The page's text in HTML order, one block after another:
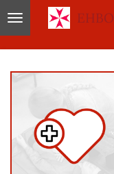
Ga
direct
naar
de
hoofdinhoud
EHBO